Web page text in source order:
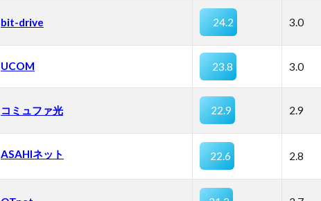
bit-drive 24.2 3.0
UCOM 23.8 3.0
コミュファ光 22.9 2.9
ASAHIネット 22.6 2.8